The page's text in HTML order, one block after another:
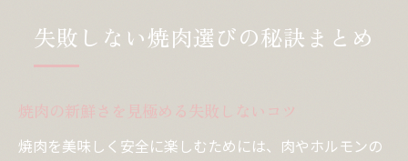
失敗しない焼肉選びの秘訣まとめ
焼肉の新鮮さを見極める失敗しないコツ
焼肉を美味しく安全に楽しむためには、肉やホルモンの